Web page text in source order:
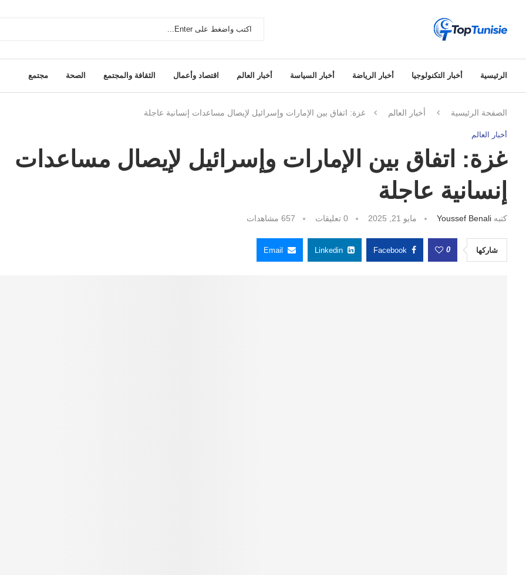
الرئيسية أخبار التكنولوجيا أخبار الرياضة أخبار السياسة أخبار العالم اقتصاد وأعمال الثقافة والمجتمع الصحة مجتمع
الصفحة الرئيسية أخبار العالم غزة: اتفاق بين الإمارات وإسرائيل لإيصال مساعدات إنسانية عاجلة
أخبار العالم
غزة: اتفاق بين الإمارات وإسرائيل لإيصال مساعدات
إنسانية عاجلة
كتبه Youssef Benali مايو 21, 2025 0 تعليقات 657 مشاهدات
شاركها 0
Facebook
Linkedin
Email